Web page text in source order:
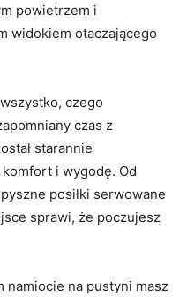
powietrzem i
widokiem otaczającego
czego
czas z
starannie
i​ wygodę. Od
posiłki ​serwowane
​sprawi, że poczujesz
⁤namiocie na pustyni masz